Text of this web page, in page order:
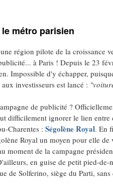
métro parisien
région pilote de la croissance
à Paris ! Depuis le 23
Impossible d'y échapper,
investisseurs est lancé :
de publicité ?
difficilement ignorer le lien entre
Charentes : Ségolène Royal. En
Royal un moyen pour elle de
moment de la campagne
en guise de petit pied-de-
de Solferino, siège du Parti, sans